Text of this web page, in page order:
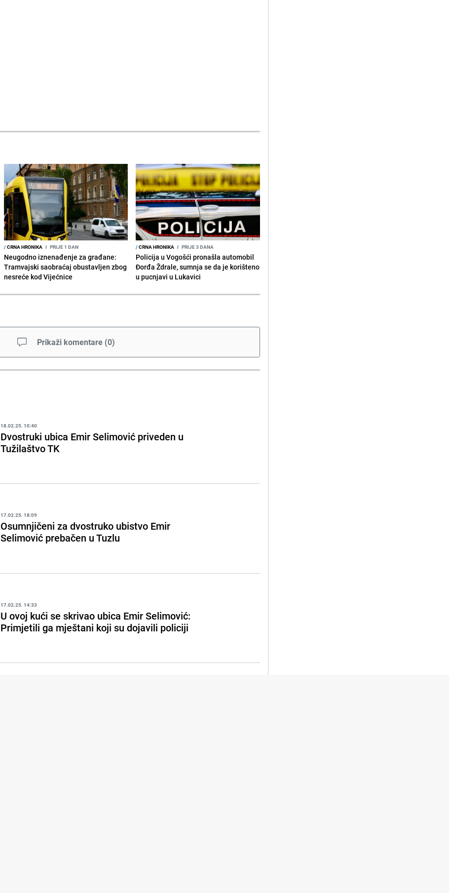
/CRNA HRONIKA I PRIJE 1 DAN
Neugodno iznenađenje za građane:
Tramvajski saobraćaj obustavljen zbog
nesreće kod Vijećnice
/CRNA HRONIKA I PRIJE 3 DANA
Policija u Vogošći pronašla automobil
Đorđa Ždrale, sumnja se da je korišteno
u pucnjavi u Lukavici
Prikaži komentare (0)
18.02.25. 10:40
Dvostruki ubica Emir Selimović priveden u
Tužilaštvo TK
17.02.25. 18:09
Osumnjičeni za dvostruko ubistvo Emir
Selimović prebačen u Tuzlu
17.02.25. 14:33
U ovoj kući se skrivao ubica Emir Selimović:
Primjetili ga mještani koji su dojavili policiji